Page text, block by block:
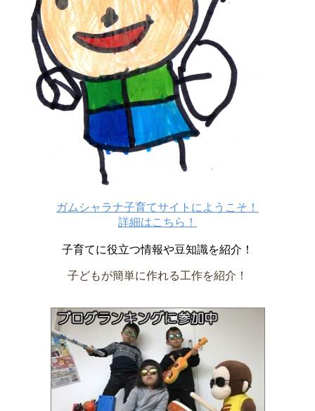
ガムシャラナ子育てサイトにようこそ！
詳細はこちら！
子育てに役立つ情報や豆知識を紹介！
子どもが簡単に作れる工作を紹介！